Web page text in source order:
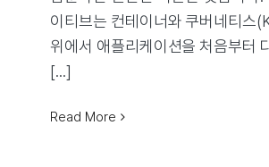
이티브는 컨테이너와 쿠버네티스
위에서 애플리케이션을 처음부터
[...]
Read More